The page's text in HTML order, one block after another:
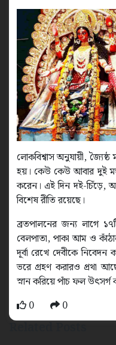
লোকবিশ্বাস অনুযায়ী, জ্যৈষ্ঠ
হয়। কেউ কেউ আবার দুই
করেন। এই দিন দই-চিঁড়ে,
বিশেষ রীতি রয়েছে।
ব্রতপালনের জন্য লাগে
বেলপাতা, পাকা আম ও
দূর্বা রেখে দেবীকে
ভরে গ্রহণ করারও প্রথা
স্নান করিয়ে পাঁচ ফল উৎসর্গ
0
0